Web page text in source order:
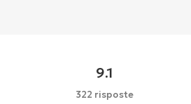
9.1
322 risposte